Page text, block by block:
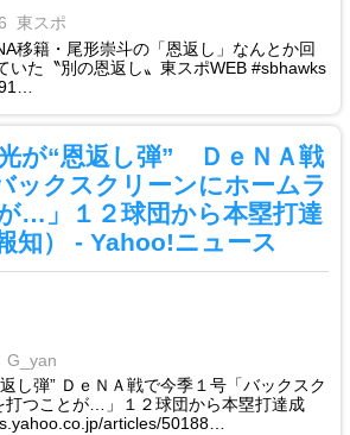
東スポ
移籍・尾形崇斗の「恩返し」なんとか回
いた〝別の恩返し〟東スポWEB #sbhawks
光が“恩返し弾” ＤｅＮＡ戦
ックスクリーンにホームラ
…」１２球団から本塁打達
知） - Yahoo!ニュース
G_yan
返し弾” ＤｅＮＡ戦で今季１号「バックスク
打つことが…」１２球団から本塁打達成
articles/50188…